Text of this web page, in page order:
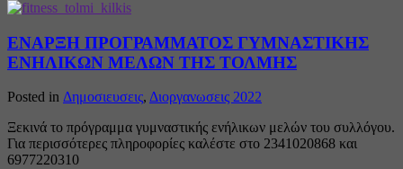
ΕΝΑΡΞΗ ΠΡΟΓΡΑΜΜΑΤΟΣ ΓΥΜΝΑΣΤΙΚΗΣ
ΕΝΗΛΙΚΩΝ ΜΕΛΩΝ ΤΗΣ ΤΟΛΜΗΣ
Posted in Δημοσιευσεις, Διοργανωσεις 2022
Ξεκινά το πρόγραμμα γυμναστικής ενήλικων μελών του συλλόγου.
Για περισσότερες πληροφορίες καλέστε στο 2341020868 και
6977220310